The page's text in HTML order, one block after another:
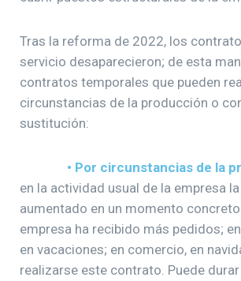
Tras la reforma de 2022, los
servicio desaparecieron; de esta
contratos temporales que pueden
circunstancias de la producción o
sustitución:
• Por circunstancias de la
en la actividad usual de la empresa
aumentado en un momento
empresa ha recibido más pedidos;
en vacaciones; en comercio, en
realizarse este contrato. Puede